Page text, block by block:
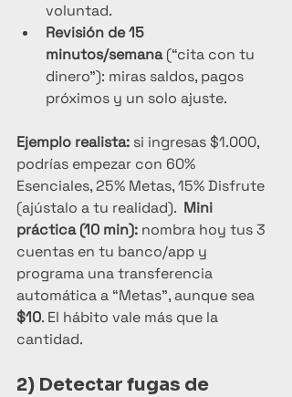
voluntad.
Revisión de 15
minutos/semana (“cita con tu
dinero”): miras saldos, pagos
próximos y un solo ajuste.
Ejemplo realista: si ingresas $1.000,
podrías empezar con 60%
Esenciales, 25% Metas, 15% Disfrute
(ajústalo a tu realidad). Mini
práctica (10 min): nombra hoy tus 3
cuentas en tu banco/app y
programa una transferencia
automática a “Metas”, aunque sea
$10. El hábito vale más que la
cantidad.
2) Detectar fugas de